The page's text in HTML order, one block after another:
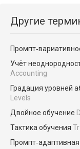
Другие
Учёт
Accounting
Градация уровней
Levels
Двойное обучение
Тактика обучения